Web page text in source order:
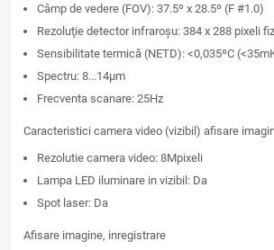
Câmp de vedere (FOV): 37.5º x 28.5º (F #1.0)
Rezoluţie detector infraroşu: 384 x 288 pixeli
Sensibilitate termică (NETD): <0,035ºC
Spectru: 8...14µm
Frecventa scanare: 25Hz
Caracteristici camera video (vizibil) afisare
Rezolutie camera video: 8Mpixeli
Lampa LED iluminare in vizibil: Da
Spot laser: Da
Afisare imagine, inregistrare